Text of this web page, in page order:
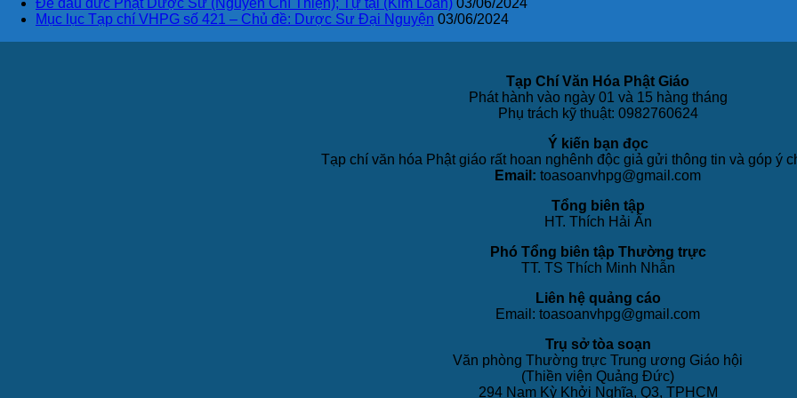
Mục lục Tạp chí VHPG số 421 – Chủ đề: Dược Sư Đại Nguyện 03/06/2024
Tạp Chí Văn Hóa Phật Giáo
Phát hành vào ngày 01 và 15 hàng tháng
Phụ trách kỹ thuật: 0982760624
Ý kiến bạn đọc
Tạp chí văn hóa Phật giáo rất hoan nghênh độc giả gửi thông tin và góp ý
Email: toasoanvhpg@gmail.com
Tổng biên tập
HT. Thích Hải Ấn
Phó Tổng biên tập Thường trực
TT. TS Thích Minh Nhẫn
Liên hệ quảng cáo
Email: toasoanvhpg@gmail.com
Trụ sở tòa soạn
Văn phòng Thường trực Trung ương Giáo hội
(Thiền viện Quảng Đức)
294 Nam Kỳ Khởi Nghĩa, Q3, TPHCM